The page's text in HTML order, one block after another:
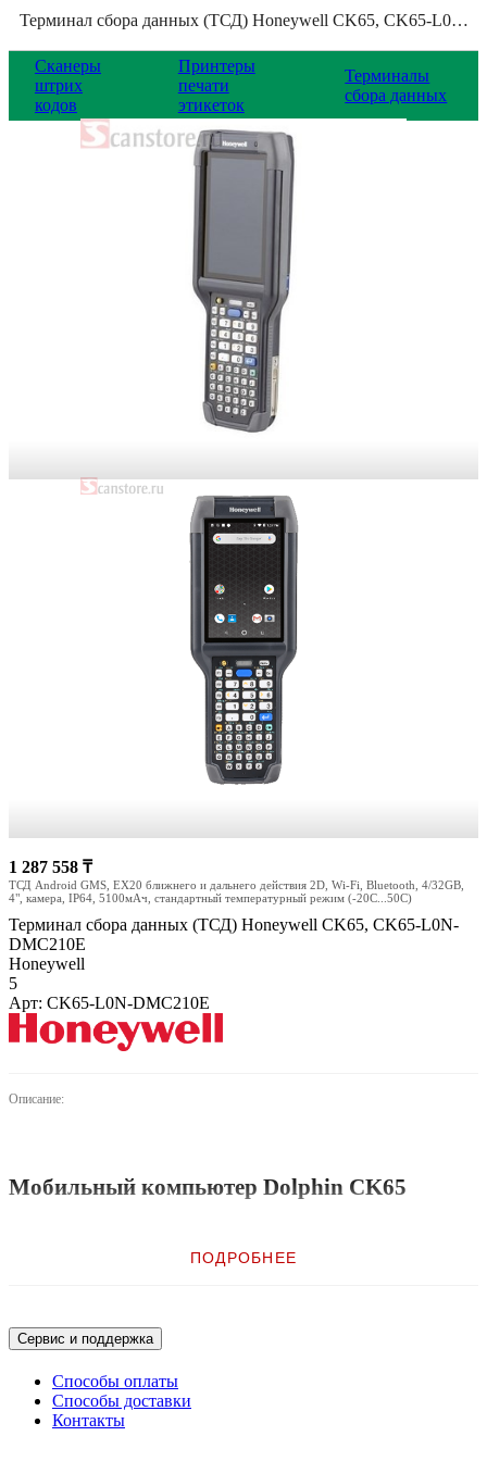
Терминал сбора данных (ТСД) Honeywell CK65, CK65-L0N-DMC210E
Сканеры
штрих
кодов
Принтеры
печати
этикеток
Терминалы
сбора данных
1 287 558 ₸
ТСД Android GMS, EX20 ближнего и дальнего действия 2D, Wi-Fi, Bluetooth, 4/32GB,
4", камера, IP64, 5100мАч, стандартный температурный режим (-20С...50С)
Терминал сбора данных (ТСД) Honeywell CK65, CK65-L0N-
DMC210E
Honeywell
5
Арт: CK65-L0N-DMC210E
Описание:
Мобильный компьютер Dolphin CK65
Устройство гарантирует удобство развертывания, быстрый возврат
капиталовложений и повышение точности и эффективности работы
ПОДРОБНЕЕ
Сервис и поддержка
Способы оплаты
Способы доставки
Контакты